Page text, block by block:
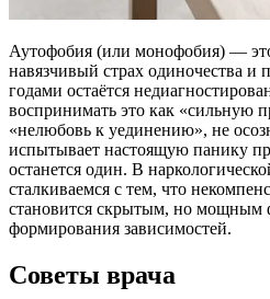
Аутофобия (или монофобия) —
навязчивый страх одиночества и
годами остаётся
воспринимать это как «сильную
«нелюбовь к уединению», не
испытывает настоящую панику
останется один. В
сталкиваемся с тем, что
становится скрытым, но мощным
формирования зависимостей.
Советы врача